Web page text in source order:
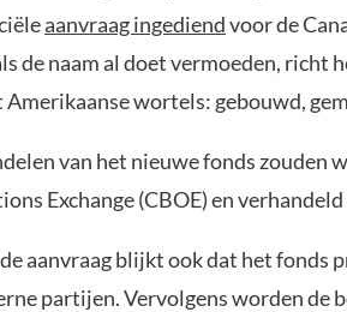
aanvraag ingediendvoor de
de naam al doet vermoeden, richt
Amerikaanse wortels: gebouwd,
van het nieuwe fonds zouden
Exchange (CBOE) en
aanvraag blijkt ook dat het fonds
partijen. Vervolgens worden de